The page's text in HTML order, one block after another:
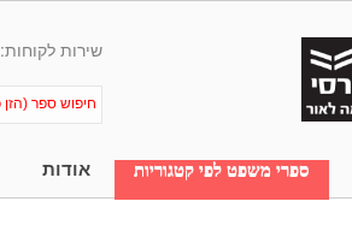
שירות לקוחות: 6835060 (03)
ספרי משפט לפי קטגוריות אודות